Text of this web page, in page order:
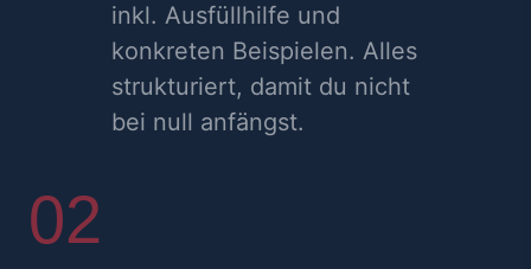
inkl. Ausfüllhilfe und
konkreten Beispielen. Alles
strukturiert, damit du nicht
bei null anfängst.
02